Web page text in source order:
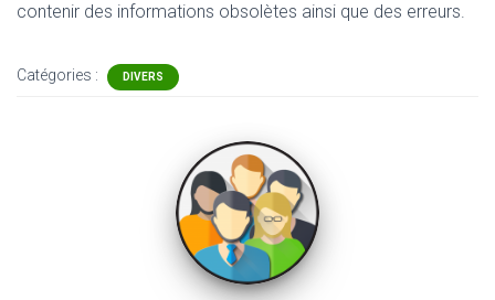
contenir des informations obsolètes ainsi que des erreurs.
Catégories : DIVERS